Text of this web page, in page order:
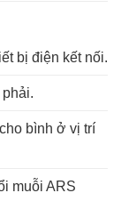
bị điện kết nối.
bình ở vị trí
muỗi ARS